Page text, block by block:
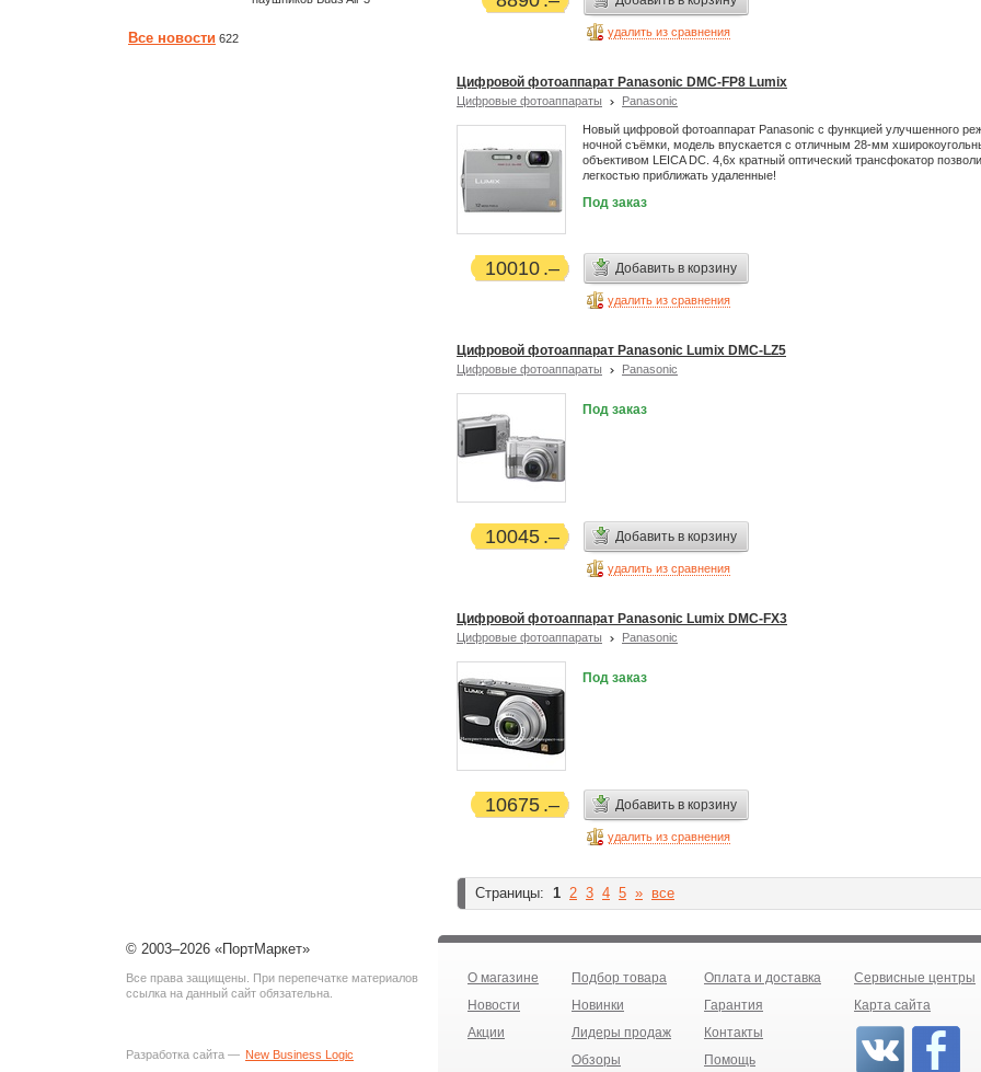
удалить из сравнения
Цифровой фотоаппарат Panasonic DMC-FP8 Lumix
Цифровые фотоаппараты Panasonic
Новый цифровой фотоаппарат Panasonic с функцией улучшенного
ночной съёмки, модель впускается с отличным 28-мм
объективом LEICA DC. 4,6х кратный оптический трансфокатор
легкостью приближать удаленные!
Под заказ
10010 Добавить в корзину
удалить из сравнения
Цифровой фотоаппарат Panasonic Lumix DMC-LZ5
Цифровые фотоаппараты Panasonic
Под заказ
10045 Добавить в корзину
удалить из сравнения
Цифровой фотоаппарат Panasonic Lumix DMC-FX3
Цифровые фотоаппараты Panasonic
Под заказ
10675 Добавить в корзину
удалить из сравнения
Страницы: 1 2 3 4 5 » все
Все новости 622
© 2003–2026 «ПортМаркет»
Все права защищены. При перепечатке материалов
ссылка на данный сайт обязательна.
Разработка сайта — New Business Logic
О магазине
Новости
Акции
Подбор товара
Новинки
Лидеры продаж
Обзоры
Оплата и доставка
Гарантия
Контакты
Помощь
Сервисные центры
Карта сайта